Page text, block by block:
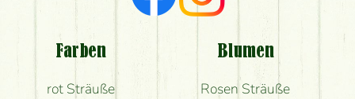
Welche Rückmeldungen bekomme ich zum
Bekomme ich wirklich, was auf dem Bild zu sehen
Farben
rot Sträuße
Blumen
Rosen Sträuße